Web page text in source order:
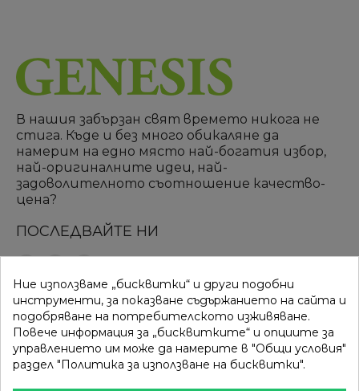
В нашия забързан свят времето никога не
стига. Къде и без много обикаляне да
намерим на едно място най-богатия избор,
най-оригиналните идеи, най-
задоволителното съотношение качество-
цена?
ПОСЛЕДВАЙТЕ НИ
ВРЪЗКИ
Вход
Моят профил
КАТЕГОРИИ
Разпродажба
Нови продукти
Ние използваме „бисквитки“ и други подобни
инструменти, за показване съдържанието на сайта и
подобряване на потребителското изживяване.
Повече информация за „бисквитките“ и опциите за
управлението им може да намерите в "Общи условия"
раздел "Политика за използване на бисквитки".